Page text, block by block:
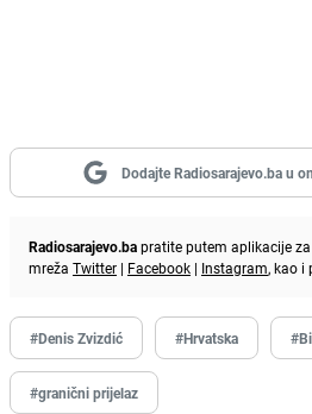
Dodajte Radiosarajevo.ba u
Radiosarajevo.bapratite putem aplikacije za
mreža Twitter | Facebook | Instagram, kao i
#Denis Zvizdić #Hrvatska
#granični prijelaz